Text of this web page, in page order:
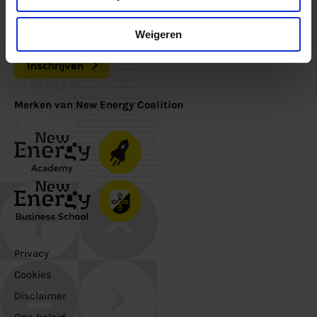
Weigeren
Nieuwsbrief
Schrijf je in voor de nieuwsbrief om op de hoogte te blijven
Inschrijven
Merken van New Energy Coalition
Privacy
Cookies
Disclaimer